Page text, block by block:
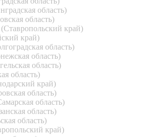
область)
область)
(Ставропольский край)
край)
область)
область)
область)
область)
край)
область)
область)
область)
область)
край)